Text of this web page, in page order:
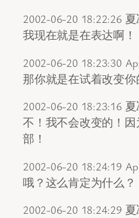
2002-06-20 18:22:26 夏
我现在就是在表达啊！
2002-06-20 18:23:30
那你就是在试着改变你
2002-06-20 18:23:16 夏
不！我不会改变的！
部！
2002-06-20 18:24:19
哦？这么肯定为什么？
2002-06-20 18:24:29 夏